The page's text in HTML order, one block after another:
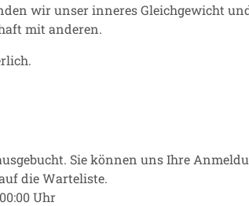
wir unser inneres Gleichgewicht
mit anderen.
Sie können uns Ihre
die Warteliste.
Uhr